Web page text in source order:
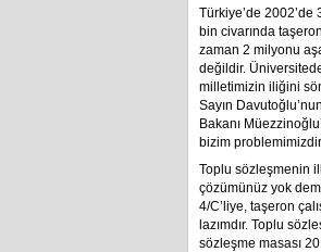
Türkiye’de
bin civarında
zaman 2 milyonu
değildir.
milletimizin iliğini
Sayın
Bakanı
bizim
Toplu sözleşmenin
çözümünüz yok
4/C’liye, taşeron
lazımdır. Toplu
sözleşme masası